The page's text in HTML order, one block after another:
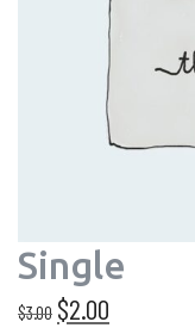
Single
$3.00 $2.00